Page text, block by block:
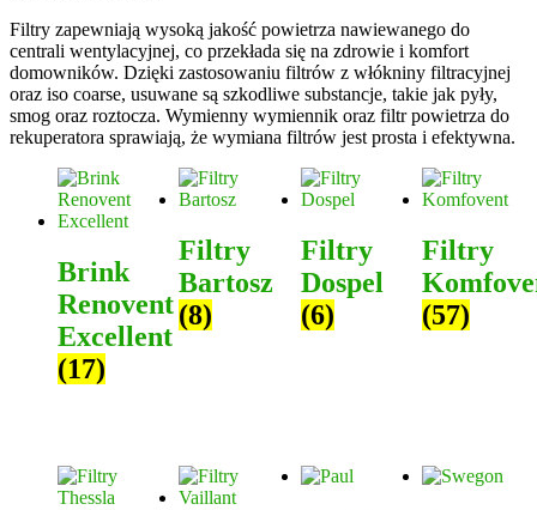
Filtry zapewniają wysoką jakość powietrza nawiewanego do
centrali wentylacyjnej, co przekłada się na zdrowie i komfort
domowników. Dzięki zastosowaniu filtrów z włókniny filtracyjnej
oraz iso coarse, usuwane są szkodliwe substancje, takie jak pyły,
smog oraz roztocza. Wymienny wymiennik oraz filtr powietrza do
rekuperatora sprawiają, że wymiana filtrów jest prosta i efektywna.
Brink
Renovent
Excellent
(17)
Filtry
Bartosz
(8)
Filtry
Dospel
(6)
Filtry
(57)